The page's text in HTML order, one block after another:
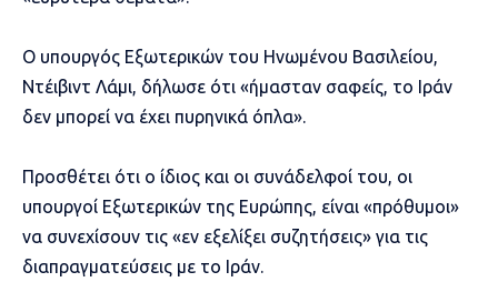
Ο υπουργός Εξωτερικών του Ηνωμένου Βασιλείου,
Ντέιβιντ Λάμι, δήλωσε ότι «ήμασταν σαφείς, το Ιράν
δεν μπορεί να έχει πυρηνικά όπλα».
Προσθέτει ότι ο ίδιος και οι συνάδελφοί του, οι
υπουργοί Εξωτερικών της Ευρώπης, είναι «πρόθυμοι»
να συνεχίσουν τις «εν εξελίξει συζητήσεις» για τις
διαπραγματεύσεις με το Ιράν.